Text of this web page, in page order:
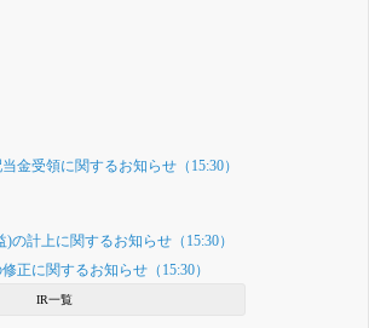
金受領に関するお知らせ（15:30）
の計上に関するお知らせ（15:30）
正に関するお知らせ（15:30）
IR一覧